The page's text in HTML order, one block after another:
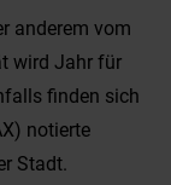
anderem vom
wird Jahr für
finden sich
notierte
Stadt.